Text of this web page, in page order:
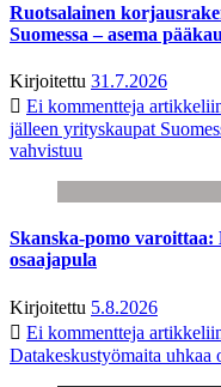
Ruotsalainen
Suomessa – asema
Kirjoitettu 31.7.2026
Ei kommentteja
jälleen yrityskaupat
vahvistuu
Skanska-pomo varoittaa:
osaajapula
Kirjoitettu 5.8.2026
Ei kommentteja
Datakeskustyömaita uhkaa